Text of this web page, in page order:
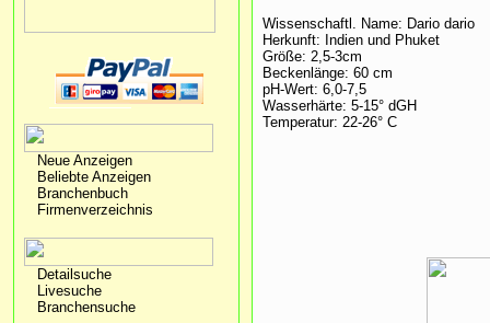
Neue Anzeigen
Beliebte Anzeigen
Branchenbuch
Firmenverzeichnis
Detailsuche
Livesuche
Branchensuche
Wissenschaftl. Name: Dario dario
Herkunft: Indien und Phuket
Größe: 2,5-3cm
Beckenlänge: 60 cm
pH-Wert: 6,0-7,5
Wasserhärte: 5-15° dGH
Temperatur: 22-26° C